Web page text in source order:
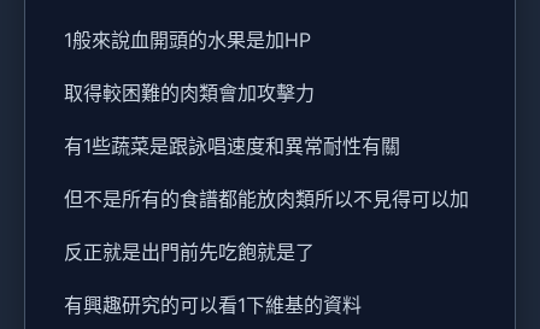
1般來說血開頭的水果是加HP
取得較困難的肉類會加攻擊力
有1些蔬菜是跟詠唱速度和異常耐性有關
但不是所有的食譜都能放肉類所以不見得可以加
反正就是出門前先吃飽就是了
有興趣研究的可以看1下維基的資料